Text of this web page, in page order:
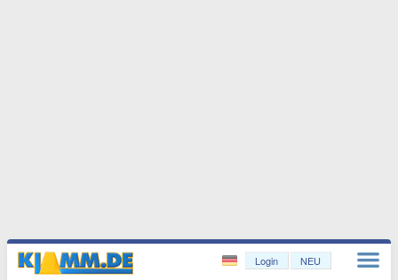
Login NEU